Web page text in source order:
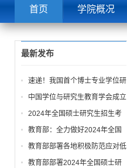
首页 学院概况
最新发布
速递！我国首个博士专业学位研
究生学位论文与申请学位实践成
果 质量标准发布
中国学位与研究生教育学会成立
30周年大会举行
2024年全国硕士研究生招生考
试今日开考 爱在寒冬绽放 梦想
从此启航
教育部：全力做好2024年全国
研考准备工作
教育部部署各地积极防范应对低
温雨雪冰冻等灾害 进一步做好
教育部部署2024年全国硕士研